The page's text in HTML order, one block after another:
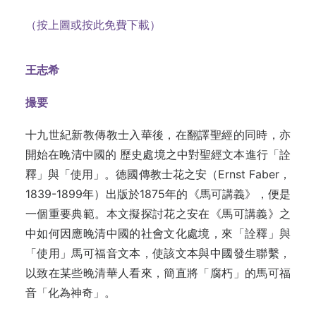
（按上圖或按此免費下載）
王志希
撮要
十九世紀新教傳教士入華後，在翻譯聖經的同時，亦
開始在晚清中國的 歷史處境之中對聖經文本進行「詮
釋」與「使用」。德國傳教士花之安（Ernst Faber，
1839-1899年）出版於1875年的《馬可講義》，便是
一個重要典範。本文擬探討花之安在《馬可講義》之
中如何因應晚清中國的社會文化處境，來「詮釋」與
「使用」馬可福音文本，使該文本與中國發生聯繫，
以致在某些晚清華人看來，簡直將「腐朽」的馬可福
音「化為神奇」。